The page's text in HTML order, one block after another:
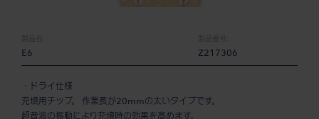
製品名:
E6
製品番号:
Z217306
・ドライ仕様
充填用チップ。 作業長が20mmの太いタイプです。
超音波の振動により充填時の効果を高めます。